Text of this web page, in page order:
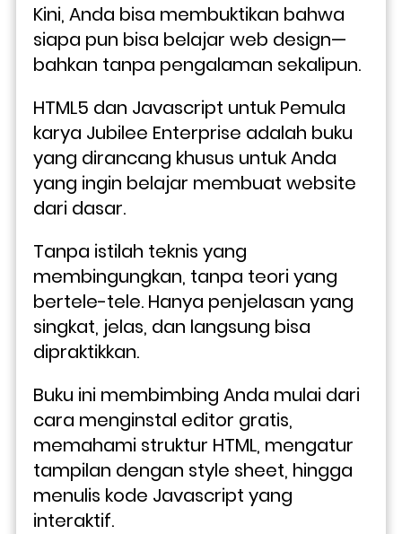
Kini, Anda bisa membuktikan bahwa
siapa pun bisa belajar web design—
bahkan tanpa pengalaman sekalipun.
HTML5 dan Javascript untuk Pemula
karya Jubilee Enterprise adalah buku
yang dirancang khusus untuk Anda
yang ingin belajar membuat website
dari dasar.
Tanpa istilah teknis yang
membingungkan, tanpa teori yang
bertele-tele. Hanya penjelasan yang
singkat, jelas, dan langsung bisa
dipraktikkan.
Buku ini membimbing Anda mulai dari
cara menginstal editor gratis,
memahami struktur HTML, mengatur
tampilan dengan style sheet, hingga
menulis kode Javascript yang
interaktif.